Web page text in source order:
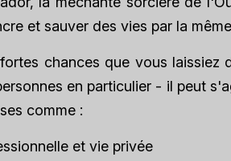
et sauver des vies par la
chances que vous laissiez
en particulier - il peut
comme :
et vie privée